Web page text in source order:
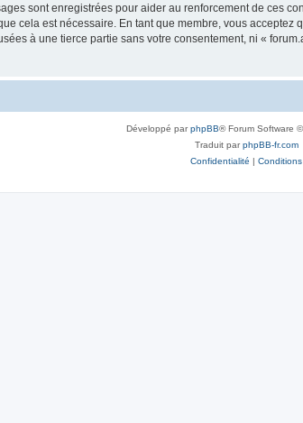
sont enregistrées pour aider au renforcement de ces
cela est nécessaire. En tant que membre, vous
à une tierce partie sans votre consentement, ni «
Développé parphpBB® Forum Software
Traduit parphpBB-fr.com
Confidentialité | Conditions